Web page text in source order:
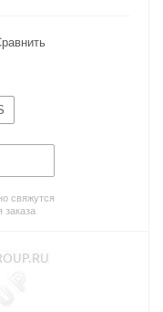
свяжутся
заказа